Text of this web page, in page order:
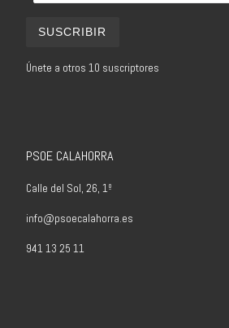
SUSCRIBIR
Únete a otros 10 suscriptores
PSOE CALAHORRA
Calle del Sol, 26, 1º
info@psoecalahorra.es
941 13 25 11